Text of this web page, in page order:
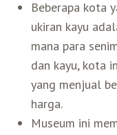
Beberapa kota
ukiran kayu
mana para
dan kayu, kota
yang menjual
harga.
Museum ini